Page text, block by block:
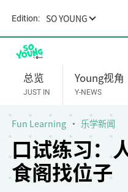
i
Edition: SO YOUNG
总览
JUST IN
Young视角
Y-NEWS
口试练习：
食阁找位子
Fun Learning 乐学新闻